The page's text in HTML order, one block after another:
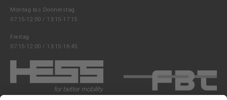
Montag bis Donnerstag
07:15-12:00 / 13:15-17:15
Freitag
07:15-12:00 / 13:15-16:45